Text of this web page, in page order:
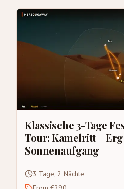
Klassische 3-Tage
Tour: Kamelritt +
Sonnenaufgang
3 Tage, 2 Nächte